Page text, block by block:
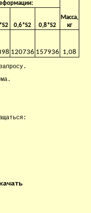
Масса,
кг
0,6*S2 0,8*S2
120736 157936 1,08